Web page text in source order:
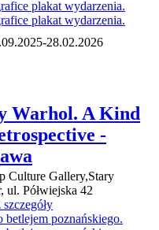
28.02.2026
Warhol. A Kind
-
Culture Gallery,Stary
ul. Półwiejska 42